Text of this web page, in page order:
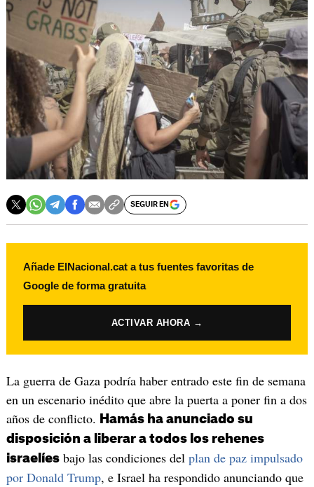
SEGUIR EN
Añade ElNacional.cat a tus fuentes favoritas de
Google de forma gratuita
ACTIVAR AHORA →
La guerra de Gaza podría haber entrado este fin de semana
en un escenario inédito que abre la puerta a poner fin a dos
años de conflicto.
Hamás ha anunciado su
disposición a liberar a todos los rehenes
israelíesbajo las condiciones del plan de paz impulsado
por Donald Trump, e Israel ha respondido anunciando que